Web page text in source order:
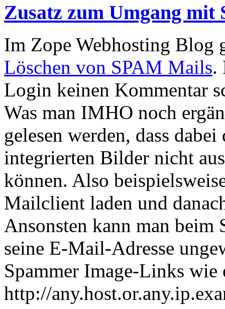
Zusatz zum Umgang mit
Im Zope Webhosting Blog
Löschen von SPAM Mails.
Login keinen Kommentar
Was man IMHO noch
gelesen werden, dass
integrierten Bilder nicht
können. Also
Mailclient laden und
Ansonsten kann man
seine E-Mail-Adresse
Spammer Image-Links wie
http://